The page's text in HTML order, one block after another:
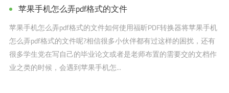
苹果手机怎么弄pdf格式的文件
苹果手机怎么弄pdf格式的文件如何使用福昕PDF转换器将苹果手机
怎么弄pdf格式的文件呢?相信很多小伙伴都有过这样的困扰，还有
很多学生党在写自己的毕业论文或者是老师布置的需要交的文档作
业之类的时候，会遇到苹果手机怎...